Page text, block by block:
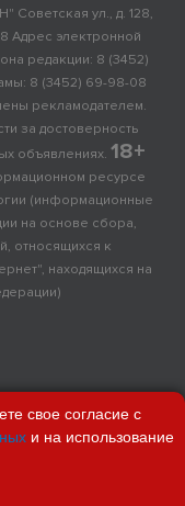
ул., д. 128,
Адрес электронной
редакции: 8 (3452)
8 (3452) 69-98-08
рекламодателем.
за достоверность
объявлениях. 18+
ресурсе
(информационные
на основе сбора,
относящихся к
находящихся на
свое согласие с
и на использование